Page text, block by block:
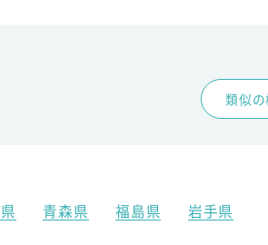
類似
青森県 福島県 岩手県